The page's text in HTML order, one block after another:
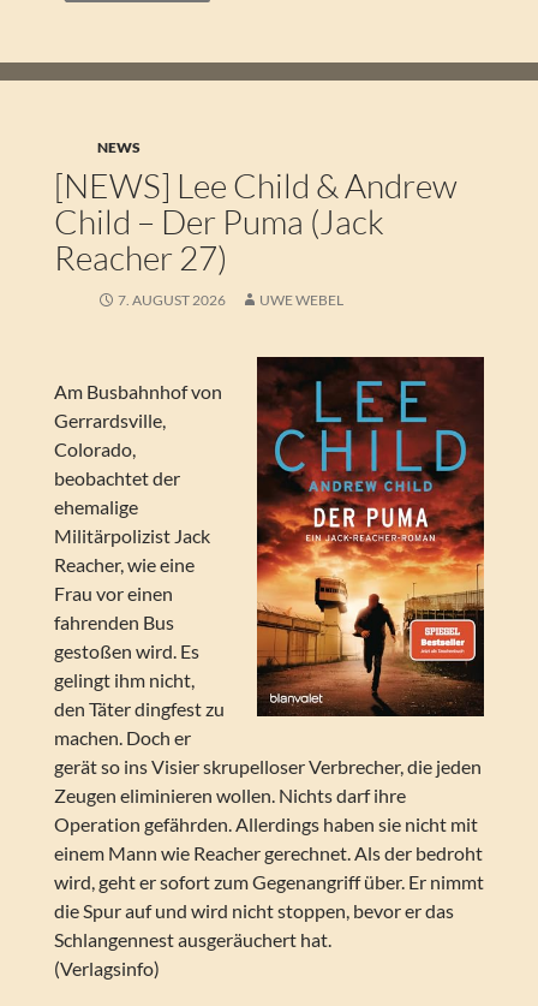
NEWS
[NEWS] Lee Child & Andrew
Child – Der Puma (Jack
Reacher 27)
7. AUGUST 2026 UWE WEBEL
Am Busbahnhof von
Gerrardsville,
Colorado,
beobachtet der
ehemalige
Militärpolizist Jack
Reacher, wie eine
Frau vor einen
fahrenden Bus
gestoßen wird. Es
gelingt ihm nicht,
den Täter dingfest zu
machen. Doch er
gerät so ins Visier skrupelloser Verbrecher, die jeden
Zeugen eliminieren wollen. Nichts darf ihre
Operation gefährden. Allerdings haben sie nicht mit
einem Mann wie Reacher gerechnet. Als der bedroht
wird, geht er sofort zum Gegenangriff über. Er nimmt
die Spur auf und wird nicht stoppen, bevor er das
Schlangennest ausgeräuchert hat.
(Verlagsinfo)